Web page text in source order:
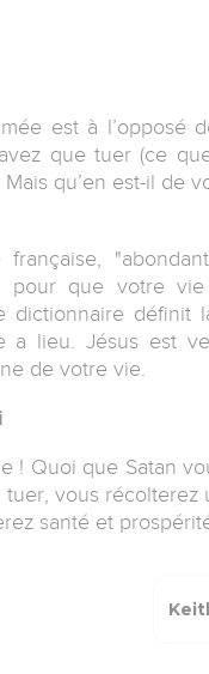
est à l’opposé
que tuer (ce
qu’en est-il de
française, "abondant
que votre
dictionnaire définit
lieu. Jésus est
de votre vie.
! Quoi que Satan
vous
santé et